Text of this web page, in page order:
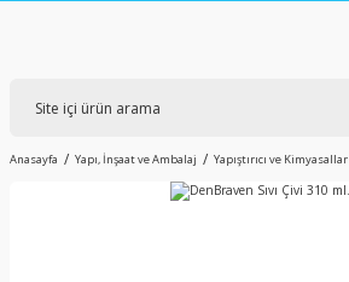
Anasayfa Yapı, İnşaat ve Ambalaj Yapıştırıcı ve Kimyasallar